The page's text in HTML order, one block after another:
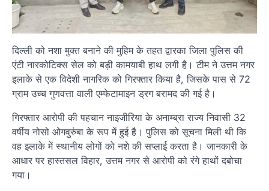
दिल्ली को नशा मुक्त बनाने की मुहिम के तहत द्वारका जिला पुलिस की
एंटी नारकोटिक्स सेल को बड़ी कामयाबी हाथ लगी है। टीम ने उत्तम नगर
इलाके से एक विदेशी नागरिक को गिरफ्तार किया है, जिसके पास से 72
ग्राम उच्च गुणवत्ता वाली एम्फेटामाइन ड्रग बरामद की गई है।
गिरफ्तार आरोपी की पहचान नाइजीरिया के अनाम्ब्रा राज्य निवासी 32
वर्षीय नोसो ओगवुरुंबा के रूप में हुई है। पुलिस को सूचना मिली थी कि
वह इलाके में स्थानीय लोगों को नशे की सप्लाई करता है। जानकारी के
आधार पर हास्तसल विहार, उत्तम नगर से आरोपी को रंगे हाथों दबोचा
गया।